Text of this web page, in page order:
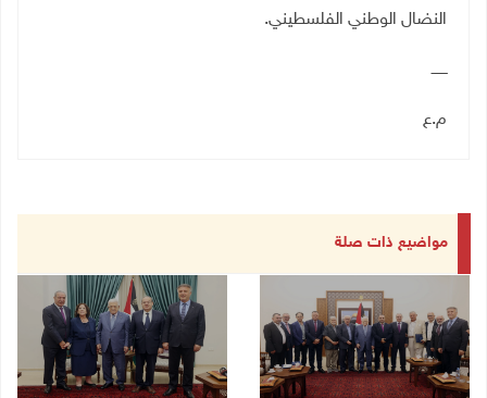
النضال الوطني الفلسطيني.
ـــــــ
م.ع
مواضيع ذات صلة